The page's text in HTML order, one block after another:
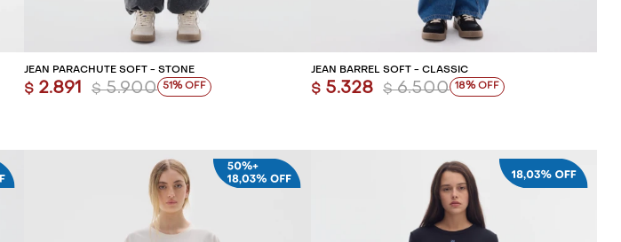
AGREGAR AL CARRITO
JEAN PARACHUTE SOFT - STONE
$ 2.891 $ 5.900 51
AGREGAR AL CARRITO
JEAN BARREL SOFT - CLASSIC
$ 5.328 $ 6.500 18